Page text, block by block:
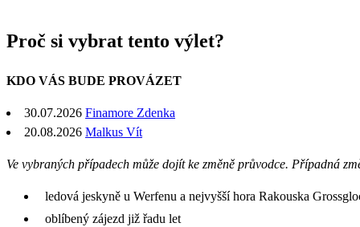
Proč si vybrat tento výlet?
KDO VÁS BUDE PROVÁZET
30.07.2026 Finamore Zdenka
20.08.2026 Malkus Vít
Ve vybraných případech může dojít ke změně průvodce. Případná
ledová jeskyně u Werfenu a nejvyšší hora Rakouska
oblíbený zájezd již řadu let